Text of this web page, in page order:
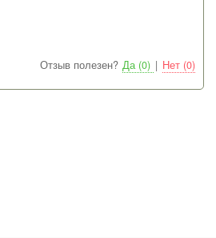
Отзыв полезен? Да (0) | Нет (0)